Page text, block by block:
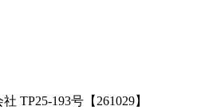
TP25-193号【261029】